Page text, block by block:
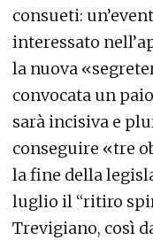
consueti:
interessato
la nuova
convocata un
sarà incisiva e
conseguire «tre
la fine della
luglio il “ritiro
Trevigiano, così